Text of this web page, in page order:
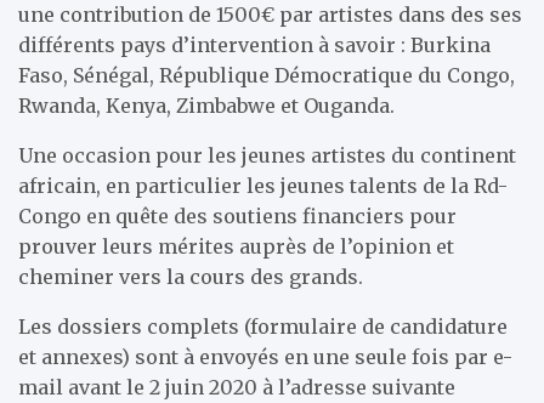
une contribution de 1500€ par artistes dans des ses
différents pays d’intervention à savoir : Burkina
Faso, Sénégal, République Démocratique du Congo,
Rwanda, Kenya, Zimbabwe et Ouganda.
Une occasion pour les jeunes artistes du continent
africain, en particulier les jeunes talents de la Rd-
Congo en quête des soutiens financiers pour
prouver leurs mérites auprès de l’opinion et
cheminer vers la cours des grands.
Les dossiers complets (formulaire de candidature
et annexes) sont à envoyés en une seule fois par e-
mail avant le 2 juin 2020 à l’adresse suivante